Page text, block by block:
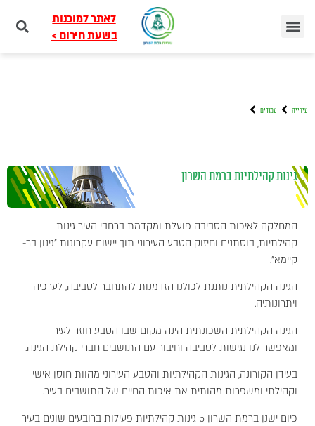
לאתר למוכנות
בשעת חירום >
עירייה עמודים
גינות קהילתיות ברמת השרון
המחלקה לאיכות הסביבה פועלת ומקדמת ברחבי העיר גינות
קהילתיות, בוסתנים וחיזוק הטבע העירוני תוך יישום עקרונות "גינון בר-
קיימא".
הגינה הקהילתית נותנת לכולנו הזדמנות להתחבר לסביבה, לערכיה
ויתרונותיה.
הגינה הקהילתית השכונתית הינה מקום שבו הטבע חוזר לעיר
ומאפשר לנו נגישות לסביבה וחיבור עם התושבים חברי קהילת הגינה.
בעידן הקורונה, הגינות הקהילתיות והטבע העירוני מהוות חוסן אישי
וקהילתי ומשפרות מהותית את איכות החיים של התושבים בעיר.
כיום ישנן ברמת השרון 5 גינות קהילתיות פעילות ברובעים שונים בעיר